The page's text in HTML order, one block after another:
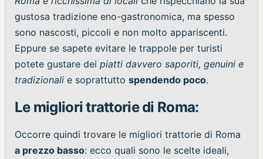
gustosa tradizione eno-gastronomica, ma spesso
sono nascosti, piccoli e non molto appariscenti.
Eppure se sapete evitare le trappole per turisti
potete gustare dei piatti davvero saporiti, genuini e
tradizionali e soprattutto spendendo poco.
Le migliori trattorie di Roma:
Occorre quindi trovare le migliori trattorie di Roma
a prezzo basso: ecco quali sono le scelte ideali,